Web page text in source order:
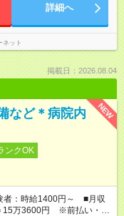
詳細へ
ネット
掲載日：2026.08.04
NEW
など＊病院内
ンクOK
者：時給1400円～ ■月収
15万3600円 ※前払い・日